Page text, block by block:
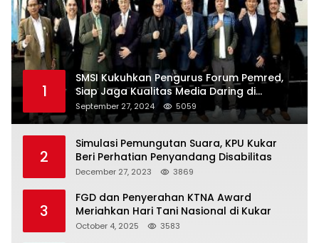
1
SMSI Kukuhkan Pengurus Forum Pemred,
Siap Jaga Kualitas Media Daring di
Indonesia
September 27, 2024 5059
2
Simulasi Pemungutan Suara, KPU Kukar
Beri Perhatian Penyandang Disabilitas
December 27, 2023 3869
3
FGD dan Penyerahan KTNA Award
Meriahkan Hari Tani Nasional di Kukar
October 4, 2025 3583